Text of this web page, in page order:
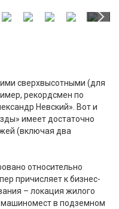
сверхвысотными (для
рекордсмен по
Невский». Вот и
имеет достаточно
(включая два
относительно
причисляет к бизнес-
– локация жилого
машиномест в подземном